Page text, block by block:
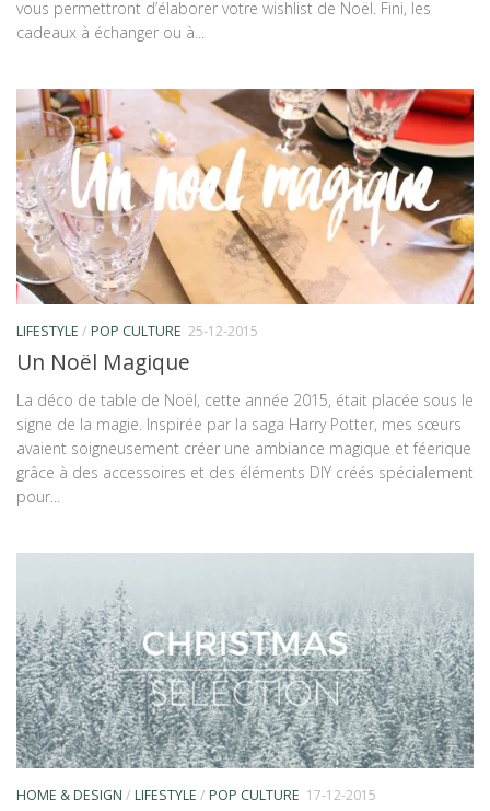
vous permettront d’élaborer votre wishlist de Noël. Fini, les
cadeaux à échanger ou à...
LIFESTYLE / POP CULTURE 25-12-2015
Un Noël Magique
La déco de table de Noël, cette année 2015, était placée sous le
signe de la magie. Inspirée par la saga Harry Potter, mes sœurs
avaient soigneusement créer une ambiance magique et féerique
grâce à des accessoires et des éléments DIY créés spécialement
pour...
HOME & DESIGN / LIFESTYLE / POP CULTURE 17-12-2015